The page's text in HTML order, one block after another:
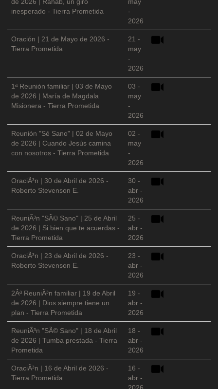
inesperado - Tierra Prometida
-
2026
Oración | 21 de Mayo de 2026 -
Tierra Prometida
21 -
may
-
2026
1ª Reunión familiar | 03 de Mayo
de 2026 | María de Magdala
Misionera - Tierra Prometida
03 -
may
-
2026
Reunión "Sé Sano" | 02 de Mayo
de 2026 | Cuando Jesús camina
con nosotros - Tierra Prometida
02 -
may
-
2026
OraciÃ³n | 30 de Abril de 2026 -
Roberto Stevenson E.
30 -
abr -
2026
ReuniÃ³n "SÃ© Sano" | 25 de Abril
de 2026 | Si bien que te acuerdas -
Tierra Prometida
25 -
abr -
2026
OraciÃ³n | 23 de Abril de 2026 -
Roberto Stevenson E.
23 -
abr -
2026
2Âª ReuniÃ³n familiar | 19 de Abril
de 2026 | Dios siempre tiene un
plan - Tierra Prometida
19 -
abr -
2026
ReuniÃ³n "SÃ© Sano" | 18 de Abril
de 2026 | Tumba prestada - Tierra
Prometida
18 -
abr -
2026
OraciÃ³n | 16 de Abril de 2026 -
Tierra Prometida
16 -
abr -